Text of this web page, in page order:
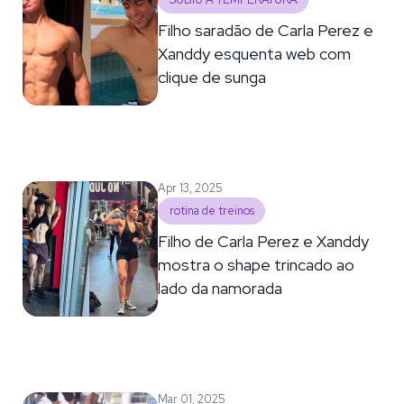
Filho saradão de Carla Perez e
Xanddy esquenta web com
clique de sunga
Apr 13, 2025
rotina de treinos
Filho de Carla Perez e Xanddy
mostra o shape trincado ao
lado da namorada
Mar 01, 2025